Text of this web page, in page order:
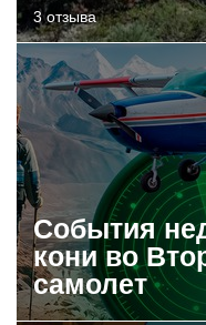
3 отзыва
События
кони во
самолет